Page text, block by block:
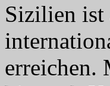
Sizilien ist
erreichen.